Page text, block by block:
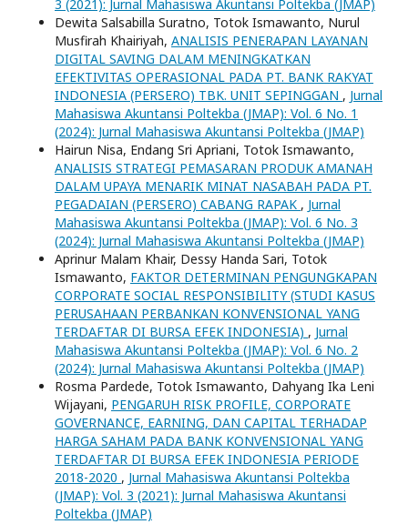
3 (2021): Jurnal Mahasiswa Akuntansi Poltekba (JMAP)
Dewita Salsabilla Suratno, Totok Ismawanto, Nurul
Musfirah Khairiyah, ANALISIS PENERAPAN LAYANAN
DIGITAL SAVING DALAM MENINGKATKAN
EFEKTIVITAS OPERASIONAL PADA PT. BANK RAKYAT
INDONESIA (PERSERO) TBK. UNIT SEPINGGAN , Jurnal
Mahasiswa Akuntansi Poltekba (JMAP): Vol. 6 No. 1
(2024): Jurnal Mahasiswa Akuntansi Poltekba (JMAP)
Hairun Nisa, Endang Sri Apriani, Totok Ismawanto,
ANALISIS STRATEGI PEMASARAN PRODUK AMANAH
DALAM UPAYA MENARIK MINAT NASABAH PADA PT.
PEGADAIAN (PERSERO) CABANG RAPAK , Jurnal
Mahasiswa Akuntansi Poltekba (JMAP): Vol. 6 No. 3
(2024): Jurnal Mahasiswa Akuntansi Poltekba (JMAP)
Aprinur Malam Khair, Dessy Handa Sari, Totok
Ismawanto, FAKTOR DETERMINAN PENGUNGKAPAN
CORPORATE SOCIAL RESPONSIBILITY (STUDI KASUS
PERUSAHAAN PERBANKAN KONVENSIONAL YANG
TERDAFTAR DI BURSA EFEK INDONESIA) , Jurnal
Mahasiswa Akuntansi Poltekba (JMAP): Vol. 6 No. 2
(2024): Jurnal Mahasiswa Akuntansi Poltekba (JMAP)
Rosma Pardede, Totok Ismawanto, Dahyang Ika Leni
Wijayani, PENGARUH RISK PROFILE, CORPORATE
GOVERNANCE, EARNING, DAN CAPITAL TERHADAP
HARGA SAHAM PADA BANK KONVENSIONAL YANG
TERDAFTAR DI BURSA EFEK INDONESIA PERIODE
2018-2020 , Jurnal Mahasiswa Akuntansi Poltekba
(JMAP): Vol. 3 (2021): Jurnal Mahasiswa Akuntansi
Poltekba (JMAP)